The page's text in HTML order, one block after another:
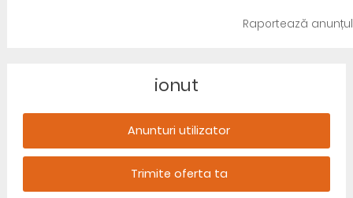
Raportează anunțul
ionut
Anunturi utilizator
Trimite oferta ta